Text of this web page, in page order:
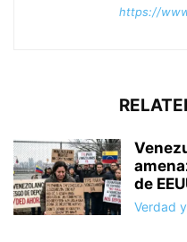
https://
de
Verdad